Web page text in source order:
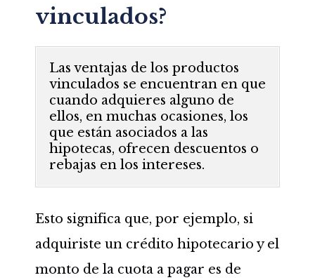
vinculados?
Las ventajas de los productos
vinculados se encuentran en que
cuando adquieres alguno de
ellos, en muchas ocasiones, los
que están asociados a las
hipotecas, ofrecen descuentos o
rebajas en los intereses.
Esto significa que, por ejemplo, si
adquiriste un crédito hipotecario y el
monto de la cuota a pagar es de